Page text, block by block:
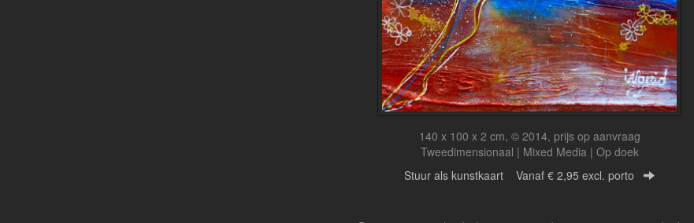
140 x 100 x 2 cm, © 2014, prijs op aanvraag
Tweedimensionaal | Mixed Media | Op doek
Stuur als kunstkaart Vanaf € 2,95 excl. porto